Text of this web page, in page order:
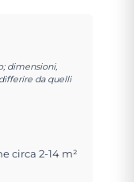
dimensioni,
da quelli
circa 2-14 m²